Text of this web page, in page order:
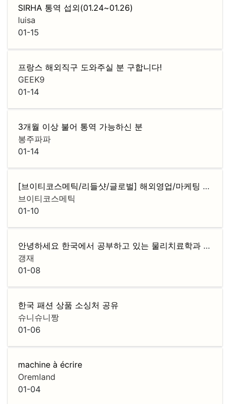
SIRHA 통역 섭외(01.24~01.26)
luisa
01-15
프랑스 해외직구 도와주실 분 구합니다!
GEEK9
01-14
3개월 이상 불어 통역 가능하신 분
봉주파파
01-14
[브이티코스메틱/리들샷/글로벌] 해외영업/마케팅 채용
브이티코스메틱
01-10
안녕하세요 한국에서 공부하고 있는 물리치료학과 학생입니다!
갱재
01-08
한국 패션 상품 소싱처 공유
슈니슈니짱
01-06
machine à écrire
Oremland
01-04